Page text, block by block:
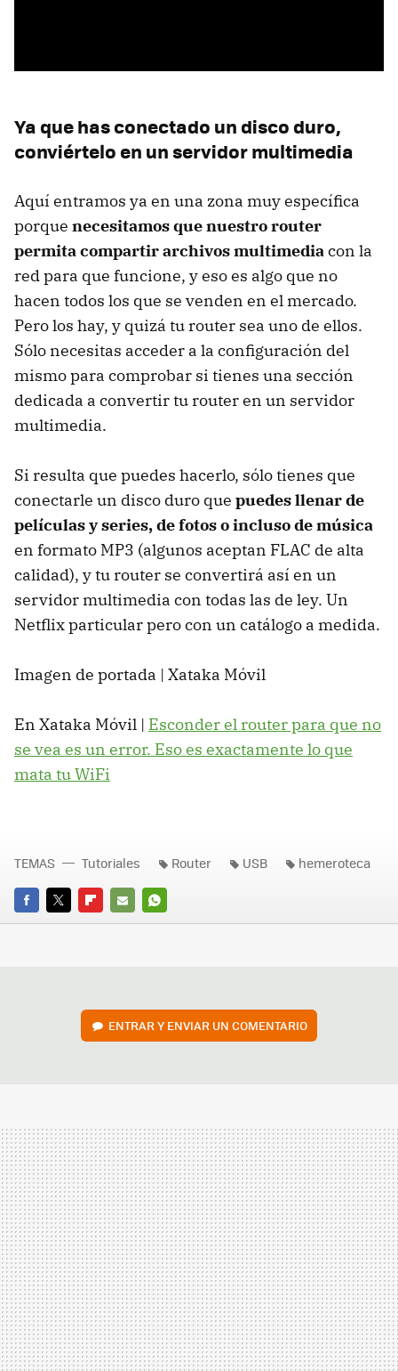
Ya que has conectado un disco duro,
conviértelo en un servidor multimedia
Aquí entramos ya en una zona muy específica
porque necesitamos que nuestro router
permita compartir archivos multimediacon la
red para que funcione, y eso es algo que no
hacen todos los que se venden en el mercado.
Pero los hay, y quizá tu router sea uno de ellos.
Sólo necesitas acceder a la configuración del
mismo para comprobar si tienes una sección
dedicada a convertir tu router en un servidor
multimedia.
Si resulta que puedes hacerlo, sólo tienes que
conectarle un disco duro que puedes llenar de
películas y series, de fotos o incluso de música
en formato MP3 (algunos aceptan FLAC de alta
calidad), y tu router se convertirá así en un
servidor multimedia con todas las de ley. Un
Netflix particular pero con un catálogo a medida.
Imagen de portada | Xataka Móvil
En Xataka Móvil | Esconder el router para que no
se vea es un error. Eso es exactamente lo que
mata tu WiFi
FACEBOOK
TWITTERFLIPBOARD
E-
WHATSAPP
TEMAS Tutoriales Router USB hemeroteca
ENTRAR Y ENVIAR UN COMENTARIO